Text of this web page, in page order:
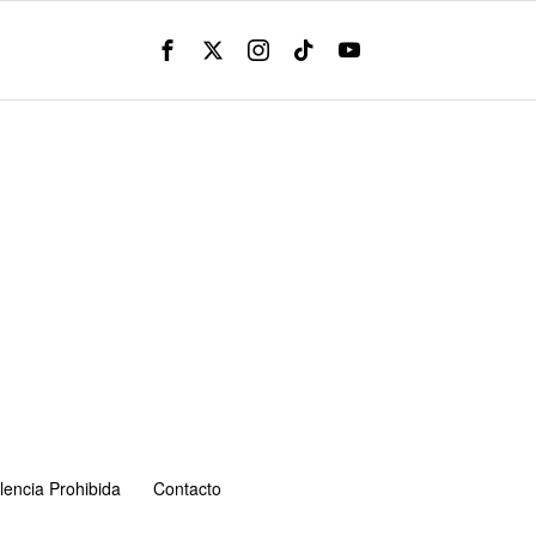
Prohibida Contacto